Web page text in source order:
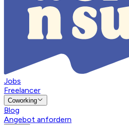
Jobs
Freelancer
Coworking
Blog
Angebot anfordern